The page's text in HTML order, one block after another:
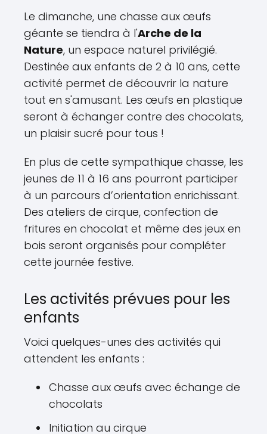
Le dimanche, une chasse aux œufs
géante se tiendra à l'Arche de la
Nature, un espace naturel privilégié.
Destinée aux enfants de 2 à 10 ans, cette
activité permet de découvrir la nature
tout en s'amusant. Les œufs en plastique
seront à échanger contre des chocolats,
un plaisir sucré pour tous !
En plus de cette sympathique chasse, les
jeunes de 11 à 16 ans pourront participer
à un parcours d’orientation enrichissant.
Des ateliers de cirque, confection de
fritures en chocolat et même des jeux en
bois seront organisés pour compléter
cette journée festive.
Les activités prévues pour les
enfants
Voici quelques-unes des activités qui
attendent les enfants :
Chasse aux œufs avec échange de
chocolats
Initiation au cirque